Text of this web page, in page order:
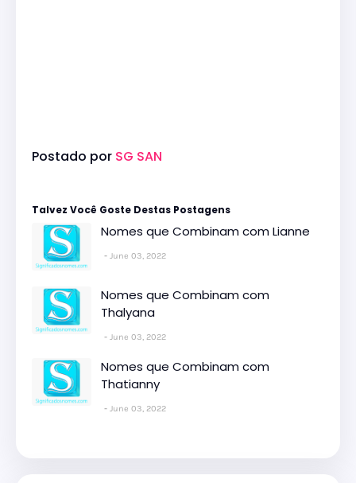
Postado por SG SAN
Talvez Você Goste Destas Postagens
Nomes que Combinam com Lianne
June 03, 2022
Nomes que Combinam com
Thalyana
June 03, 2022
Nomes que Combinam com
Thatianny
June 03, 2022